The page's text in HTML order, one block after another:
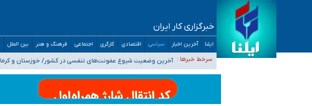
خبرگزاری کار ایران
ایلنا آخرین اخبار سیاسی اقتصادی کارگری اجتماعی فرهنگ و هنر بین الملل
سرخط خبرها :
تعویق آزمون ورودی دکترای تخصصی فرماندهی صحنه عملیات و دکترای تخصصی
خبرنگاران راویان حقیقت با دغدغه نان، مسکن و بیمه
آخرین وضعیت شیوع عفونت‌های تنفسی در کشور/ خوزستان و کرمان
هیچ پرستاری بازداشت یا اخراج نشده است/ از رئیس جمهور خواستیم ورود کند
ثبت‌نام بخش عمده دانش‌آموزان مدارس ایرانی امارات در کشور/ درباره محصلان